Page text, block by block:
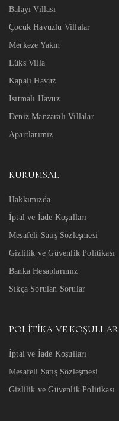
Balayı Villası
Çocuk Havuzlu Villalar
Merkeze Yakın
Lüks Villa
Kapalı Havuz
Isıtmalı Havuz
Deniz Manzaralı Villalar
Apartlarımız
KURUMSAL
Hakkımızda
İptal ve İade Koşulları
Mesafeli Satış Sözleşmesi
Gizlilik ve Güvenlik Politikası
Banka Hesaplarımız
Sıkça Sorulan Sorular
POLITIKA VE KOŞULLAR
İptal ve İade Koşulları
Mesafeli Satış Sözleşmesi
Gizlilik ve Güvenlik Politikası